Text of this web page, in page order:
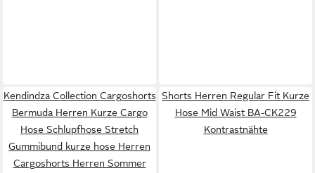
Kendindza Collection Cargoshorts
Bermuda Herren Kurze Cargo
Hose Schlupfhose Stretch
Gummibund kurze hose Herren
Cargoshorts Herren Sommer
Shorts Herren Regular Fit Kurze
Hose Mid Waist BA-CK229
Kontrastnähte